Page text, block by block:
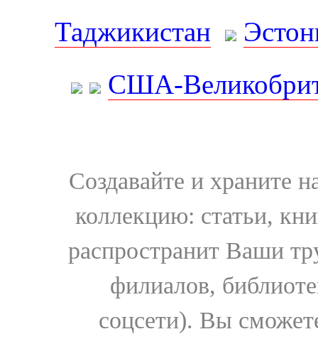
Таджикистан
США-
Создавайте и храните
коллекцию: статьи,
распространит Ваши
филиалов,
соцсети). Вы